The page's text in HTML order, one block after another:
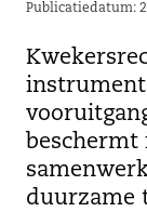
Publicatiedatum:
beschermt
duurzame